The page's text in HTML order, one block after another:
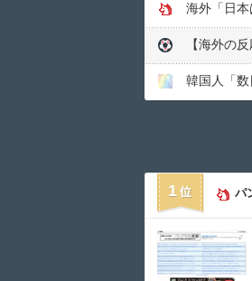
海外「日
【海外の
韓国人「数
1 パ